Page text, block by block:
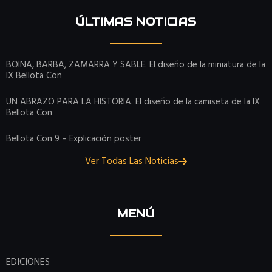
ÚLTIMAS NOTICIAS
BOINA, BARBA, ZAMARRA Y SABLE. El diseño de la miniatura de la
IX Bellota Con
UN ABRAZO PARA LA HISTORIA. El diseño de la camiseta de la IX
Bellota Con
Bellota Con 9 – Explicación poster
Ver Todas Las Noticias
MENÚ
EDICIONES